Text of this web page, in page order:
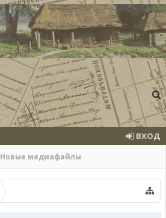
Новые медиафайлы
ВХОД